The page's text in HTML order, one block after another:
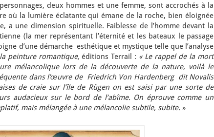
deux hommes et une femme, sont accrochés à la
où la lumière éclatante qui émane de la roche, bien éloignée
a une dimension spirituelle. Faiblesse de l’homme devant la
(la mer représentant l’éternité et les bateaux le passage
d’une démarche esthétique et mystique telle que l’analyse
peinture romantique, éditions Terrail : « Le rappel de la mort
mélancolique lors de la découverte de la nature, voilà le
dans l’œuvre de Friedrich Von Hardenberg dit Novalis
de craie sur l’île de Rügen on est saisi par une sorte de
audacieux sur le bord de l’abîme. On éprouve comme un
mais mélangée à une mélancolie subtile, subite. »